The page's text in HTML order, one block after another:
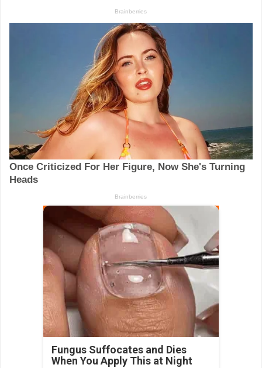
Fungus Suffocates and Dies
When You Apply This at Night